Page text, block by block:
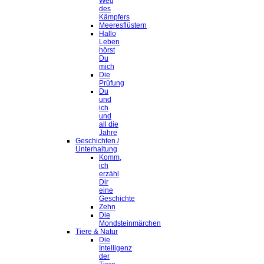
des
Kämpfers
Meeresflüstern
Hallo
Leben
hörst
Du
mich
Die
Prüfung
Du
und
ich
und
all die
Jahre
Geschichten /
Unterhaltung
Komm,
ich
erzähl
Dir
eine
Geschichte
Zehn
Die
Mondsteinmärchen
Tiere & Natur
Die
Intelligenz
der